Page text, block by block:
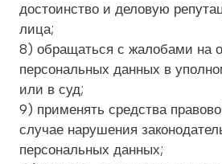
достоинство и деловую
лица;
8) обращаться с жалобами на
персональных данных в
или в суд;
9) применять средства
случае нарушения
персональных данных;